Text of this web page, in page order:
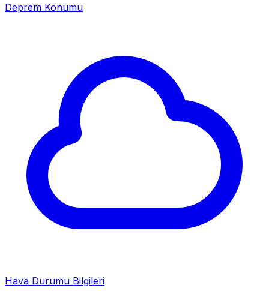
Deprem Konumu
Hava Durumu Bilgileri